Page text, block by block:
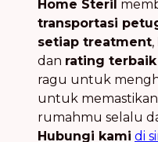
Home Steril
transportasi
setiap treatment,
dan rating
ragu untuk
untuk
rumahmu selalu
Hubungi kami di